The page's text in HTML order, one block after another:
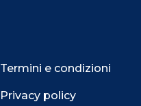
Termini e condizioni
Privacy policy